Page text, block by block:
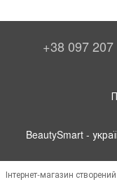
+38 097
BeautySmart -
Інтернет-магазин